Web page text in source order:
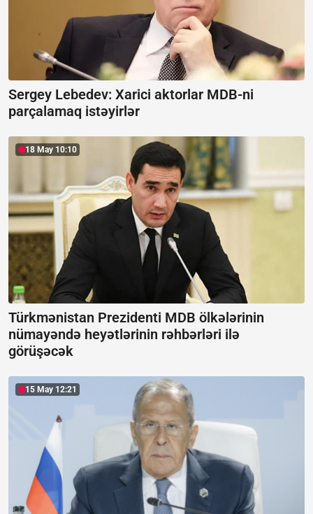
Sergey Lebedev: Xarici aktorlar MDB-ni
parçalamaq istəyirlər
18 May 10:10
Türkmənistan Prezidenti MDB ölkələrinin
nümayəndə heyətlərinin rəhbərləri ilə
görüşəcək
15 May 12:21